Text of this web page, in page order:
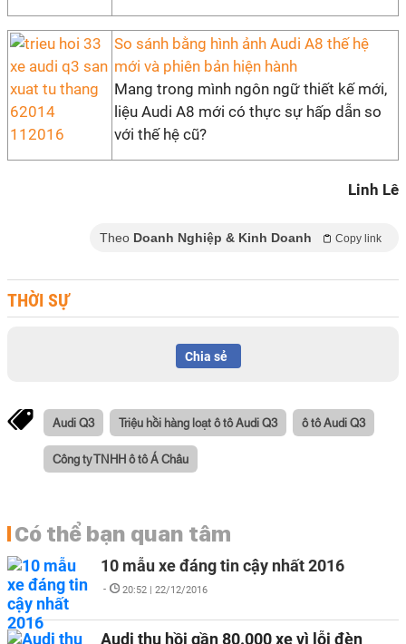
So sánh bằng hình ảnh Audi A8 thế hệ
mới và phiên bản hiện hành
Mang trong mình ngôn ngữ thiết kế mới,
liệu Audi A8 mới có thực sự hấp dẫn so
với thế hệ cũ?
Linh Lê
Theo Doanh Nghiệp & Kinh Doanh Copy link
THỜI SỰ
Chia sẻ
Audi Q3 Triệu hồi hàng loạt ô tô Audi Q3 ô tô Audi Q3
Công ty TNHH ô tô Á Châu
Có thể bạn quan tâm
10 mẫu xe đáng tin cậy nhất 2016
- 20:52 | 22/12/2016
Audi thu hồi gần 80.000 xe vì lỗi đèn